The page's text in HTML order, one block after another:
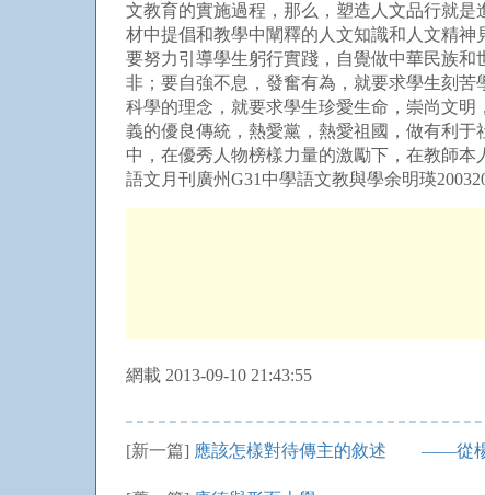
文教育的實施過程，那么，塑造人文品行就
材中提倡和教學中闡釋的人文知識和人文精
要努力引導學生躬行實踐，自覺做中華民族
非；要自強不息，發奮有為，就要求學生刻
科學的理念，就要求學生珍愛生命，崇尚文
義的優良傳統，熱愛黨，熱愛祖國，做有利
中，在優秀人物榜樣力量的激勵下，在教師本
語文月刊廣州G31中學語文教與學余明瑛
網載 2013-09-10 21:43:55
[新一篇] 應該怎樣對待傳主的敘述 ——從楊